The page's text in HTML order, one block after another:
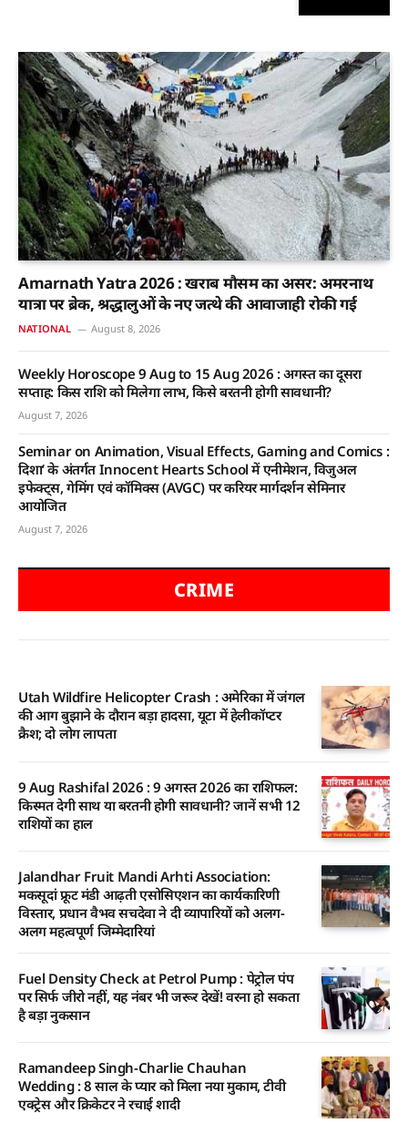
Amarnath Yatra 2026 : खराब मौसम का असर: अमरनाथ
यात्रा पर ब्रेक, श्रद्धालुओं के नए जत्थे की आवाजाही रोकी गई
NATIONAL August 8, 2026
Weekly Horoscope 9 Aug to 15 Aug 2026 : अगस्त का दूसरा
सप्ताह: किस राशि को मिलेगा लाभ, किसे बरतनी होगी सावधानी?
August 7, 2026
Seminar on Animation, Visual Effects, Gaming and Comics :
दिशा’ के अंतर्गत Innocent Hearts School में एनीमेशन, विजुअल
इफेक्ट्स, गेमिंग एवं कॉमिक्स (AVGC) पर करियर मार्गदर्शन सेमिनार
आयोजित
August 7, 2026
CRIME
Utah Wildfire Helicopter Crash : अमेरिका में जंगल
की आग बुझाने के दौरान बड़ा हादसा, यूटा में हेलीकॉप्टर
क्रैश; दो लोग लापता
9 Aug Rashifal 2026 : 9 अगस्त 2026 का राशिफल:
किस्मत देगी साथ या बरतनी होगी सावधानी? जानें सभी 12
राशियों का हाल
Jalandhar Fruit Mandi Arhti Association:
मकसूदां फ्रूट मंडी आढ़ती एसोसिएशन का कार्यकारिणी
विस्तार, प्रधान वैभव सचदेवा ने दी व्यापारियों को अलग-
अलग महत्वपूर्ण जिम्मेदारियां
Fuel Density Check at Petrol Pump : पेट्रोल पंप
पर सिर्फ जीरो नहीं, यह नंबर भी जरूर देखें! वरना हो सकता
है बड़ा नुकसान
Ramandeep Singh-Charlie Chauhan
Wedding : 8 साल के प्यार को मिला नया मुकाम, टीवी
एक्ट्रेस और क्रिकेटर ने रचाई शादी